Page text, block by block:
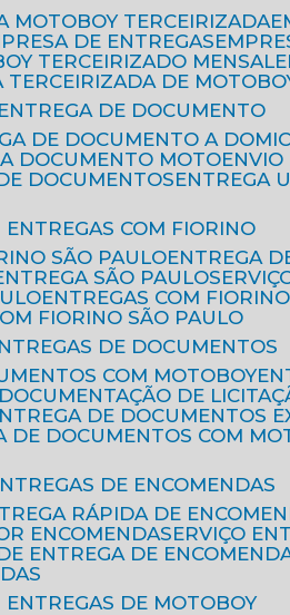
MOTOBOY TERCEIRIZADA
DE ENTREGAS
TERCEIRIZADO MENSAL
TERCEIRIZADA DE
ENTREGA DE DOCUMENTO
DE DOCUMENTO A
DOCUMENTO MOTO
DOCUMENTOS
ENTREGA
ENTREGAS COM FIORINO
SÃO PAULO
ENTREGA
SÃO PAULO
ENTREGAS COM
FIORINO SÃO PAULO
ENTREGAS DE DOCUMENTOS
COM MOTOBOY
DOCUMENTAÇÃO DE
ENTREGA DE DOCUMENTOS
DE DOCUMENTOS COM
ENTREGAS DE ENCOMENDAS
RÁPIDA DE
ENCOMENDA
SERVIÇO
DE ENTREGA DE
ENTREGAS DE MOTOBOY